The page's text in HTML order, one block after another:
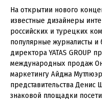
На открытии нового
известные дизайнеры
российских и турецких
популярные журналисты
директора YATAS GROUP
международных продаж
маркетингу Айджа
представительства
знаковой площадки